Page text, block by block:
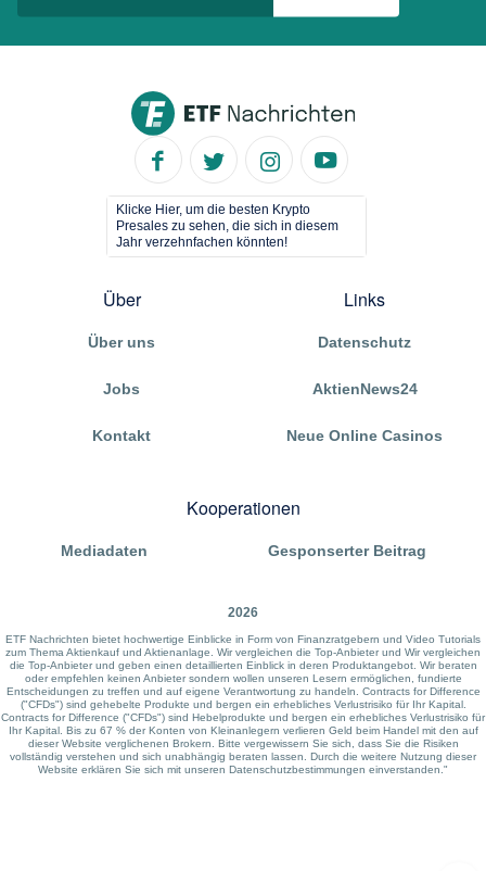
Klicke Hier, um die besten Krypto
Presales zu sehen, die sich in diesem
Jahr verzehnfachen könnten!
Über
Über uns
Jobs
Kontakt
Links
Datenschutz
AktienNews24
Neue Online Casinos
Kooperationen
Mediadaten Gesponserter Beitrag
2026
ETF Nachrichten bietet hochwertige Einblicke in Form von Finanzratgebern und Video Tutorials
zum Thema Aktienkauf und Aktienanlage. Wir vergleichen die Top-Anbieter und Wir vergleichen
die Top-Anbieter und geben einen detaillierten Einblick in deren Produktangebot. Wir beraten
oder empfehlen keinen Anbieter sondern wollen unseren Lesern ermöglichen, fundierte
Entscheidungen zu treffen und auf eigene Verantwortung zu handeln. Contracts for Difference
("CFDs") sind gehebelte Produkte und bergen ein erhebliches Verlustrisiko für Ihr Kapital.
Contracts for Difference ("CFDs") sind Hebelprodukte und bergen ein erhebliches Verlustrisiko für
Ihr Kapital. Bis zu 67 % der Konten von Kleinanlegern verlieren Geld beim Handel mit den auf
dieser Website verglichenen Brokern. Bitte vergewissern Sie sich, dass Sie die Risiken
vollständig verstehen und sich unabhängig beraten lassen. Durch die weitere Nutzung dieser
Website erklären Sie sich mit unseren Datenschutzbestimmungen einverstanden."